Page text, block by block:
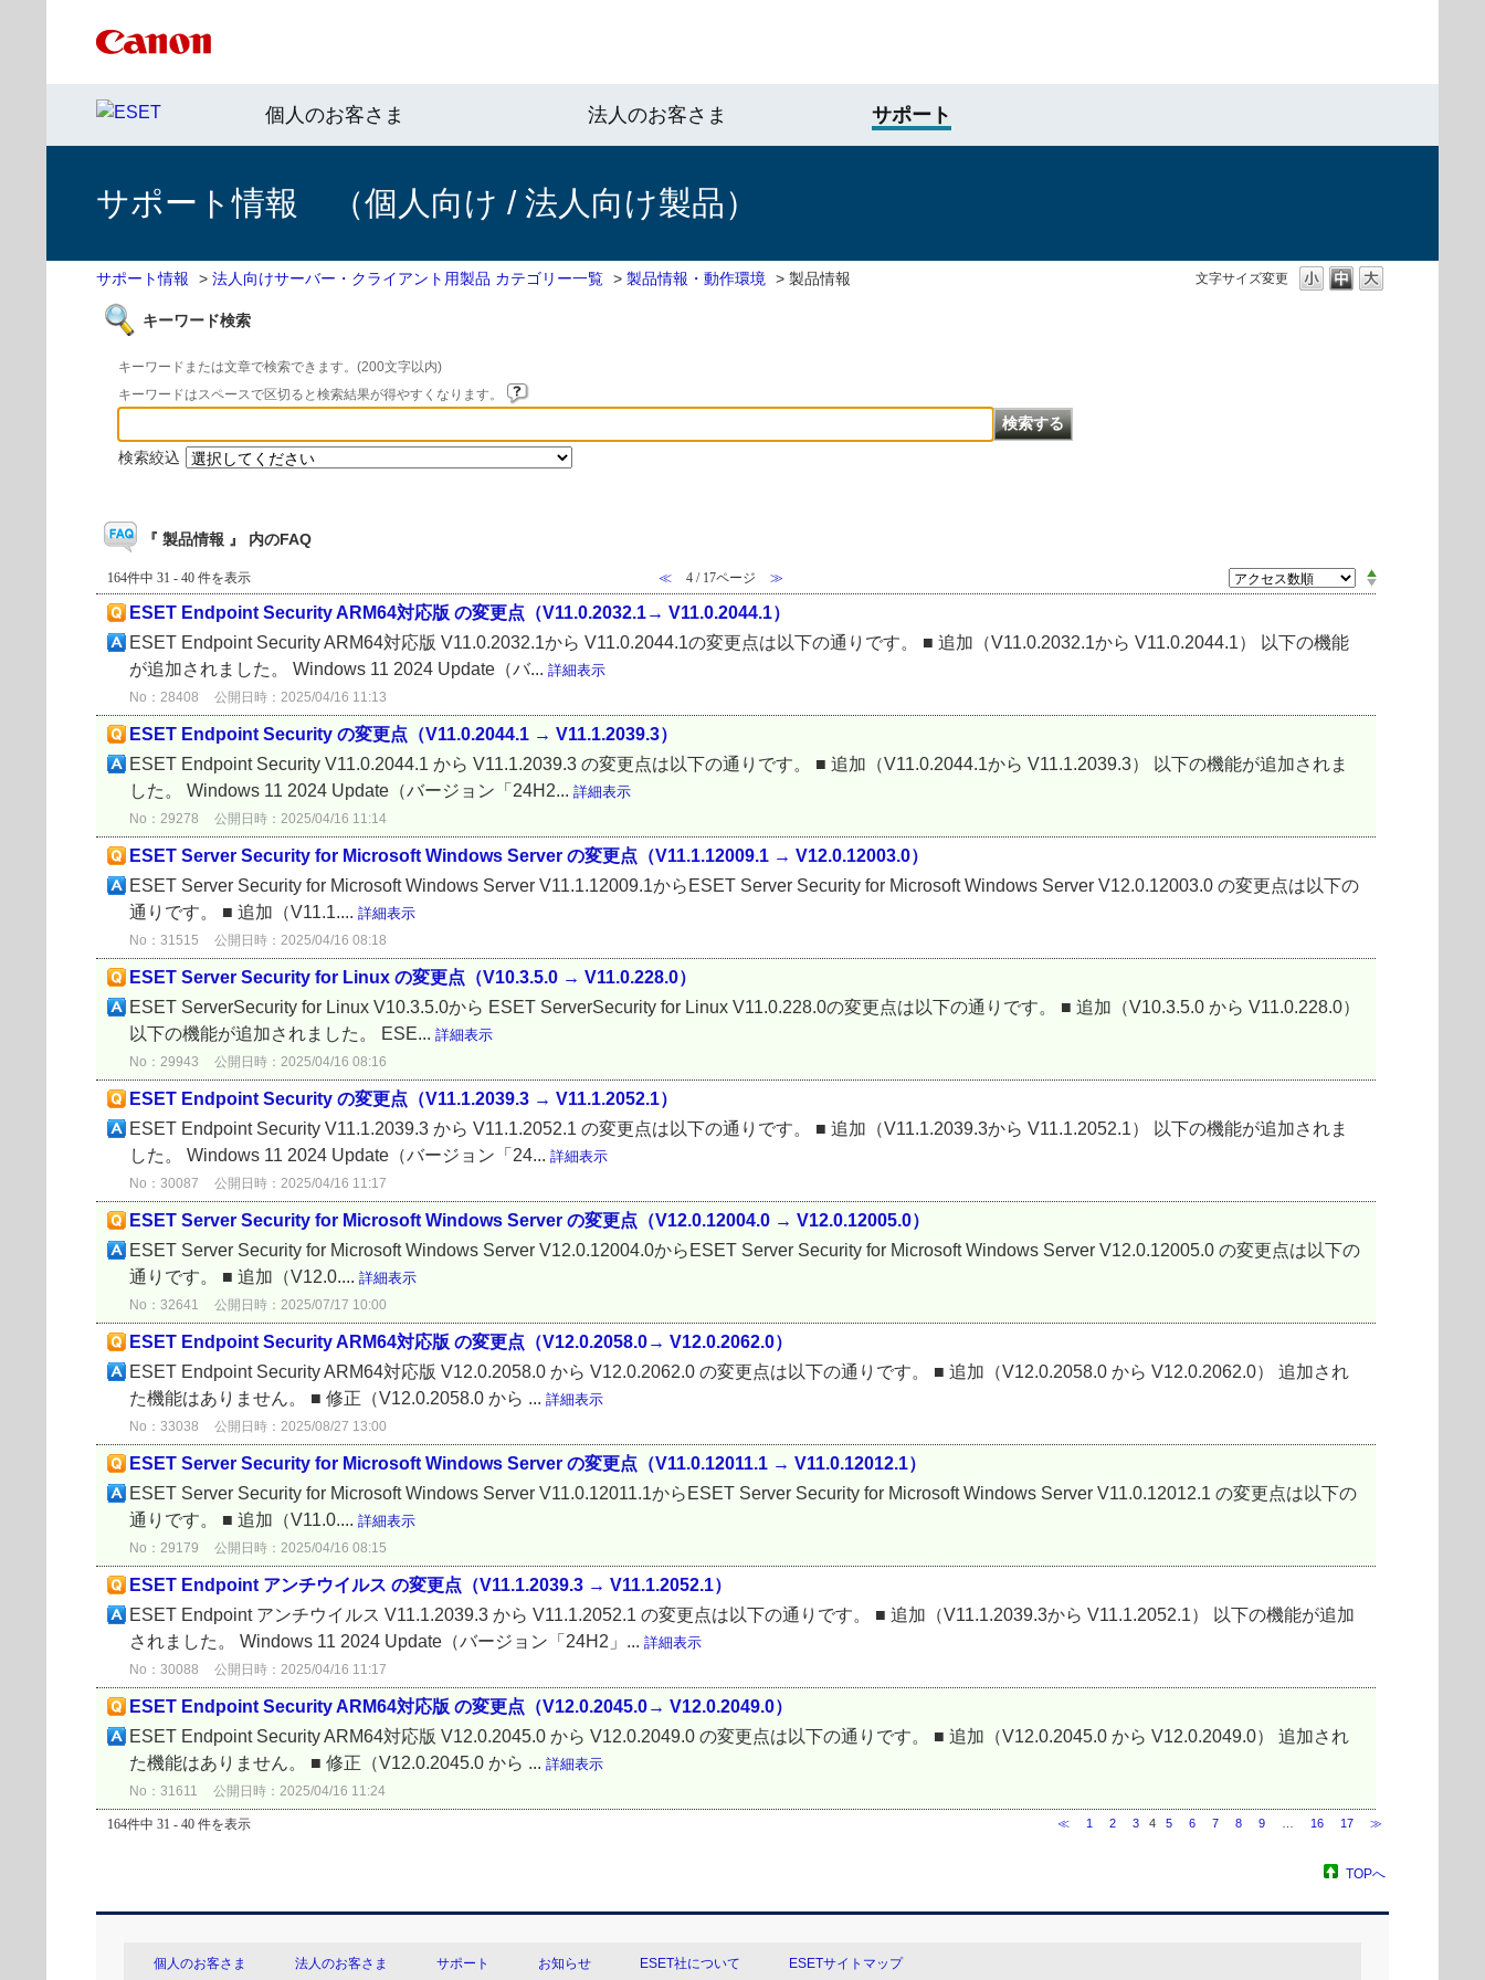
個人のお客さま 法人のお客さま サポート
サポート情報 （個人向け / 法人向け製品）
文字サイズ変更
サポート情報 > 法人向けサーバー・クライアント用製品 カテゴリー一覧 > 製品情報・動作環境 > 製品情報
キーワード検索
キーワードまたは文章で検索できます。(200文字以内)
キーワードはスペースで区切ると検索結果が得やすくなります。
検索絞込
『 製品情報 』 内のFAQ
164件中 31 - 40 件を表示 ≪ 4 / 17ページ ≫
ESET Endpoint Security ARM64対応版 の変更点（V11.0.2032.1→ V11.0.2044.1）
ESET Endpoint Security ARM64対応版 V11.0.2032.1から V11.0.2044.1の変更点は以下の通りです。 ■ 追加（V11.0.2032.1から V11.0.2044.1） 以下の機能
が追加されました。 Windows 11 2024 Update（バ... 詳細表示
No：28408 公開日時：2025/04/16 11:13
ESET Endpoint Security の変更点（V11.0.2044.1 → V11.1.2039.3）
ESET Endpoint Security V11.0.2044.1 から V11.1.2039.3 の変更点は以下の通りです。 ■ 追加（V11.0.2044.1から V11.1.2039.3） 以下の機能が追加されま
した。 Windows 11 2024 Update（バージョン「24H2... 詳細表示
No：29278 公開日時：2025/04/16 11:14
ESET Server Security for Microsoft Windows Server の変更点（V11.1.12009.1 → V12.0.12003.0）
ESET Server Security for Microsoft Windows Server V11.1.12009.1からESET Server Security for Microsoft Windows Server V12.0.12003.0 の変更点は以下の
通りです。 ■ 追加（V11.1.... 詳細表示
No：31515 公開日時：2025/04/16 08:18
ESET Server Security for Linux の変更点（V10.3.5.0 → V11.0.228.0）
ESET ServerSecurity for Linux V10.3.5.0から ESET ServerSecurity for Linux V11.0.228.0の変更点は以下の通りです。 ■ 追加（V10.3.5.0 から V11.0.228.0）
以下の機能が追加されました。 ESE... 詳細表示
No：29943 公開日時：2025/04/16 08:16
ESET Endpoint Security の変更点（V11.1.2039.3 → V11.1.2052.1）
ESET Endpoint Security V11.1.2039.3 から V11.1.2052.1 の変更点は以下の通りです。 ■ 追加（V11.1.2039.3から V11.1.2052.1） 以下の機能が追加されま
した。 Windows 11 2024 Update（バージョン「24... 詳細表示
No：30087 公開日時：2025/04/16 11:17
ESET Server Security for Microsoft Windows Server の変更点（V12.0.12004.0 → V12.0.12005.0）
ESET Server Security for Microsoft Windows Server V12.0.12004.0からESET Server Security for Microsoft Windows Server V12.0.12005.0 の変更点は以下の
通りです。 ■ 追加（V12.0.... 詳細表示
No：32641 公開日時：2025/07/17 10:00
ESET Endpoint Security ARM64対応版 の変更点（V12.0.2058.0→ V12.0.2062.0）
ESET Endpoint Security ARM64対応版 V12.0.2058.0 から V12.0.2062.0 の変更点は以下の通りです。 ■ 追加（V12.0.2058.0 から V12.0.2062.0） 追加され
た機能はありません。 ■ 修正（V12.0.2058.0 から ... 詳細表示
No：33038 公開日時：2025/08/27 13:00
ESET Server Security for Microsoft Windows Server の変更点（V11.0.12011.1 → V11.0.12012.1）
ESET Server Security for Microsoft Windows Server V11.0.12011.1からESET Server Security for Microsoft Windows Server V11.0.12012.1 の変更点は以下の
通りです。 ■ 追加（V11.0.... 詳細表示
No：29179 公開日時：2025/04/16 08:15
ESET Endpoint アンチウイルス の変更点（V11.1.2039.3 → V11.1.2052.1）
ESET Endpoint アンチウイルス V11.1.2039.3 から V11.1.2052.1 の変更点は以下の通りです。 ■ 追加（V11.1.2039.3から V11.1.2052.1） 以下の機能が追加
されました。 Windows 11 2024 Update（バージョン「24H2」... 詳細表示
No：30088 公開日時：2025/04/16 11:17
ESET Endpoint Security ARM64対応版 の変更点（V12.0.2045.0→ V12.0.2049.0）
ESET Endpoint Security ARM64対応版 V12.0.2045.0 から V12.0.2049.0 の変更点は以下の通りです。 ■ 追加（V12.0.2045.0 から V12.0.2049.0） 追加され
た機能はありません。 ■ 修正（V12.0.2045.0 から ... 詳細表示
No：31611 公開日時：2025/04/16 11:24
164件中 31 - 40 件を表示 ≪ 1 2 3 4 5 6 7 8 9 16 17 ≫
TOPへ
個人のお客さま 法人のお客さま サポート お知らせ ESET社について ESETサイトマップ